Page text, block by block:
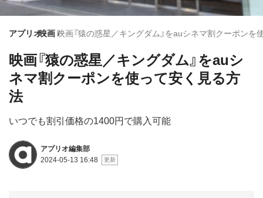
動
アプリオ映画映画『猿の惑星／キングダム』をauシネマ割クーポン
映画『猿の惑星／キングダム』をauシ
ネマ割クーポンを使って安く見る方
法
いつでも割引価格の1400円で購入可能
アプリオ編集部
2024-05-13 16:48